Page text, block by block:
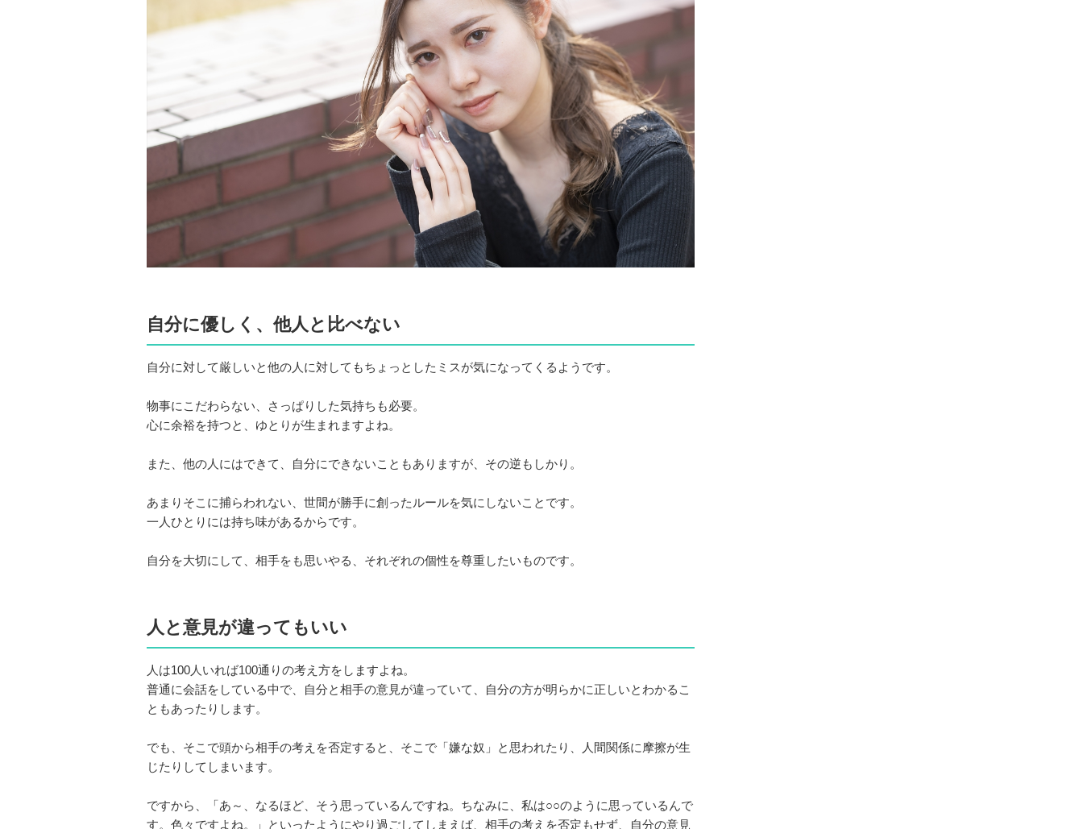
自分に優しく、他人と比べない
自分に対して厳しいと他の人に対してもちょっとしたミスが気になってくるようです。
物事にこだわらない、さっぱりした気持ちも必要。
心に余裕を持つと、ゆとりが生まれますよね。
また、他の人にはできて、自分にできないこともありますが、その逆もしかり。
あまりそこに捕らわれない、世間が勝手に創ったルールを気にしないことです。
一人ひとりには持ち味があるからです。
自分を大切にして、相手をも思いやる、それぞれの個性を尊重したいものです。
人と意見が違ってもいい
人は100人いれば100通りの考え方をしますよね。
普通に会話をしている中で、自分と相手の意見が違っていて、自分の方が明らかに正しいとわかるこ
ともあったりします。
でも、そこで頭から相手の考えを否定すると、そこで「嫌な奴」と思われたり、人間関係に摩擦が生
じたりしてしまいます。
ですから、「あ～、なるほど、そう思っているんですね。ちなみに、私は○○のように思っているんで
す。色々ですよね。」といったようにやり過ごしてしまえば、相手の考えを否定もせず、自分の意見